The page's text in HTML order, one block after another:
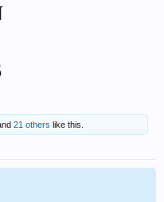
21 others like this.